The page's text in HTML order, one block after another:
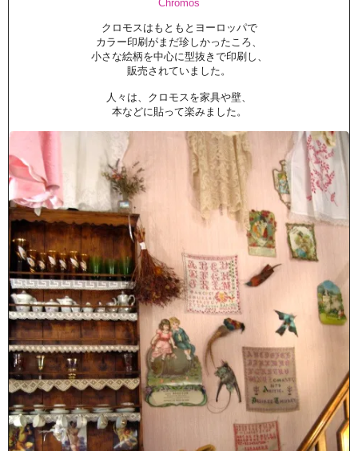
Chromos
クロモスはもともとヨーロッパで
カラー印刷がまだ珍しかったころ、
小さな絵柄を中心に型抜きで印刷し、
販売されていました。
人々は、クロモスを家具や壁、
本などに貼って楽みました。